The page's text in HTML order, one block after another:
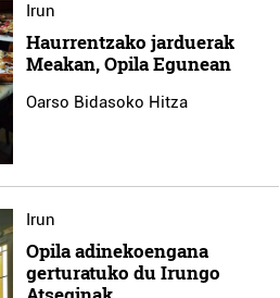
Irun
Haurrentzako jarduerak
Meakan, Opila Egunean
Oarso Bidasoko Hitza
Irun
Opila adinekoengana
gerturatuko du Irungo